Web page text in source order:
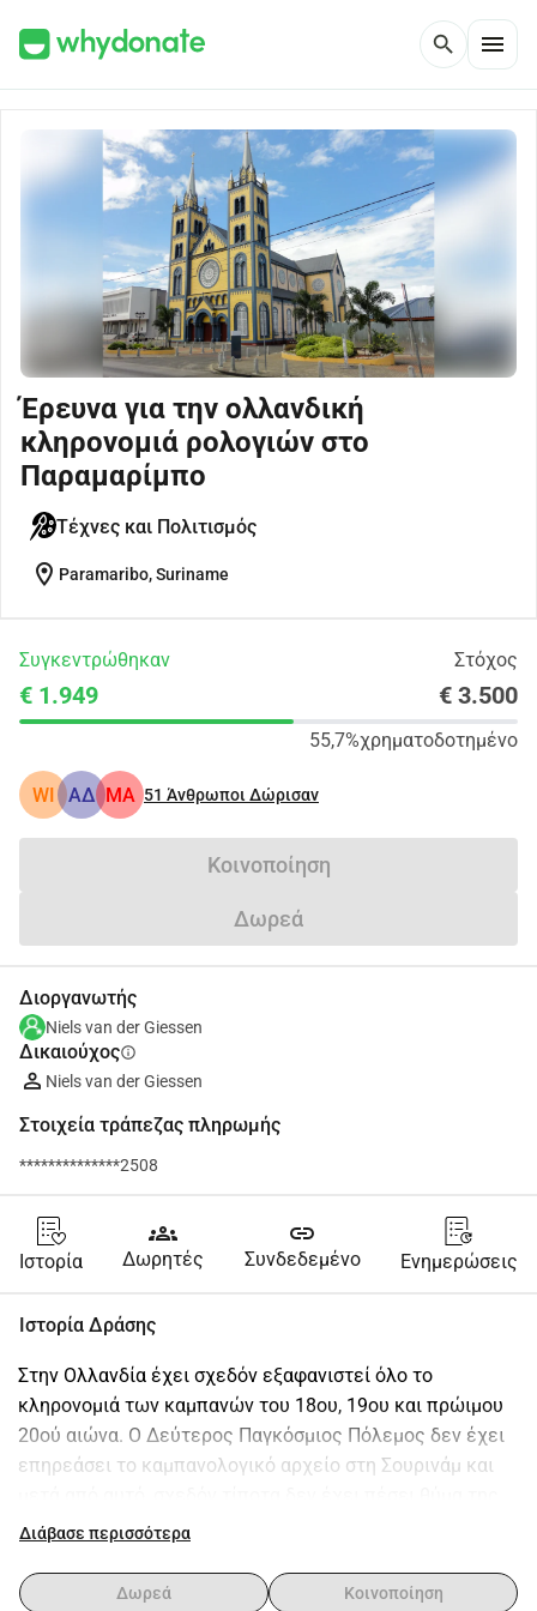
search menu
Έρευνα για την ολλανδική
κληρονομιά ρολογιών στο
Παραμαρίμπο
Τέχνες και Πολιτισμός
location_on Paramaribo, Suriname
Συγκεντρώθηκαν Στόχος
€ 1.949 € 3.500
55,7%χρηματοδοτημένο
WI ΑΔ MA 51 Άνθρωποι Δώρισαν
Κοινοποίηση
Δωρεά
Διοργανωτής
Niels van der Giessen
Δικαιούχοςinfo
Niels van der Giessen
Στοιχεία τράπεζας πληρωμής
**************2508
Ιστορία
groups
Δωρητές
link
Συνδεδεμένο Ενημερώσεις
Ιστορία Δράσης
Στην Ολλανδία έχει σχεδόν εξαφανιστεί όλο το
κληρονομιά των καμπανών του 18ου, 19ου και πρώιμου
20ού αιώνα. Ο Δεύτερος Παγκόσμιος Πόλεμος δεν έχει
επηρεάσει το καμπανολογικό αρχείο στη Σουρινάμ και
επιθυμίας για ανανέωση. Έτσι, στην Πάραμαρίμπο, την
γεμάτα από αυθεντικές καμπάνες ολλανδικής
Διάβασε περισσότερα
Δωρεά Κοινοποίηση